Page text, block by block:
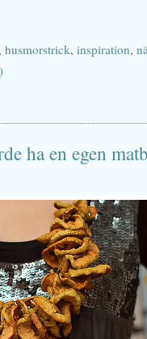
, husmorstrick, inspiration,
ha en egen